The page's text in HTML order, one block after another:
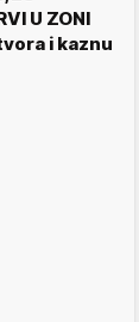
U ZONI
i kaznu